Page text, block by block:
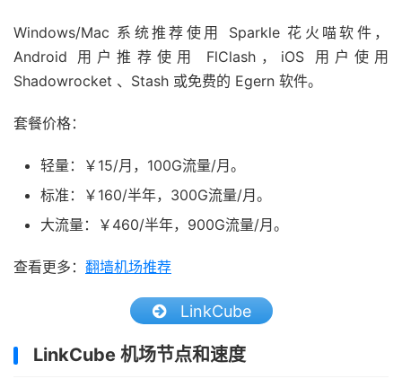
Windows/Mac 系统推荐使用 Sparkle 花火喵软件，
Android 用户推荐使用 FlClash，iOS 用户使用
Shadowrocket 、Stash 或免费的 Egern 软件。
套餐价格：
轻量：￥15/月，100G流量/月。
标准：￥160/半年，300G流量/月。
大流量：￥460/半年，900G流量/月。
查看更多： 翻墙机场推荐
LinkCube
LinkCube 机场节点和速度